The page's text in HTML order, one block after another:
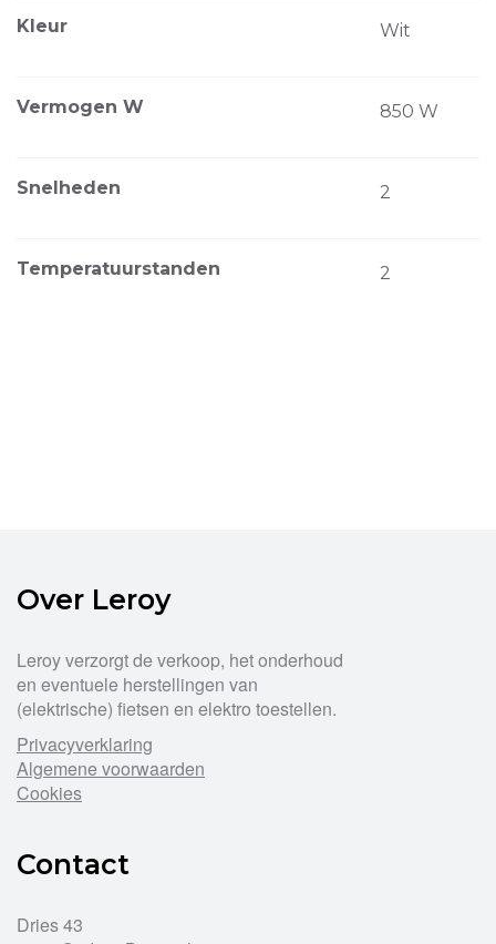
Kleur Wit
Vermogen W 850 W
Snelheden 2
Temperatuurstanden 2
Over Leroy
Leroy verzorgt de verkoop, het onderhoud
en eventuele herstellingen van
(elektrische) fietsen en elektro toestellen.
Privacyverklaring
Algemene voorwaarden
Cookies
Contact
Dries 43